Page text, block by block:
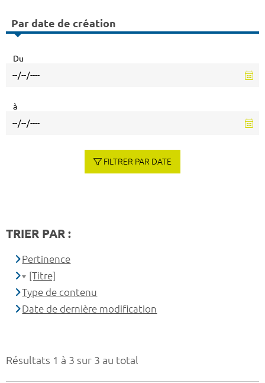
Résultats 1 à 3 sur 3 au total
Par date de création
Du
à
FILTRER PAR DATE
TRIER PAR :
Pertinence
[Titre]
Type de contenu
Date de dernière modification